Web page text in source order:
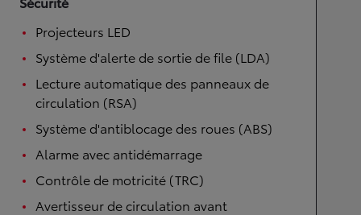
Projecteurs LED
Système d'alerte de sortie de file (LDA)
Lecture automatique des panneaux de
circulation (RSA)
Système d'antiblocage des roues (ABS)
Alarme avec antidémarrage
Contrôle de motricité (TRC)
Avertisseur de circulation avant